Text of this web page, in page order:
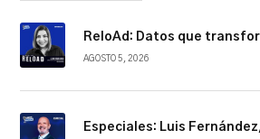
ReloAd: Datos que
AGOSTO 5, 2026